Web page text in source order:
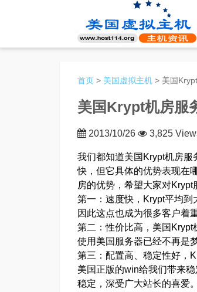
首页 > 美国虚拟主机 > 美国
美国Krypt机房服
2013/10/26 3,825
我们都知道美国Krypt机房服
快，但它具体的优势表现在
房的优势，希望大家对Krypt
第一：速度快，Krypt平均到
因此这点也成为很多客户着
第二：性价比高，美国Krypt
使用美国服务器已经不再是
第三：配置高、稳定性好，
美国正版的win给我们带来
稳定，深受广大站长的喜爱。